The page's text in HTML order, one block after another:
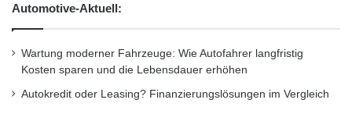
Automotive-Aktuell:
Wartung moderner Fahrzeuge: Wie Autofahrer langfristig
Kosten sparen und die Lebensdauer erhöhen
Autokredit oder Leasing? Finanzierungslösungen im Vergleich